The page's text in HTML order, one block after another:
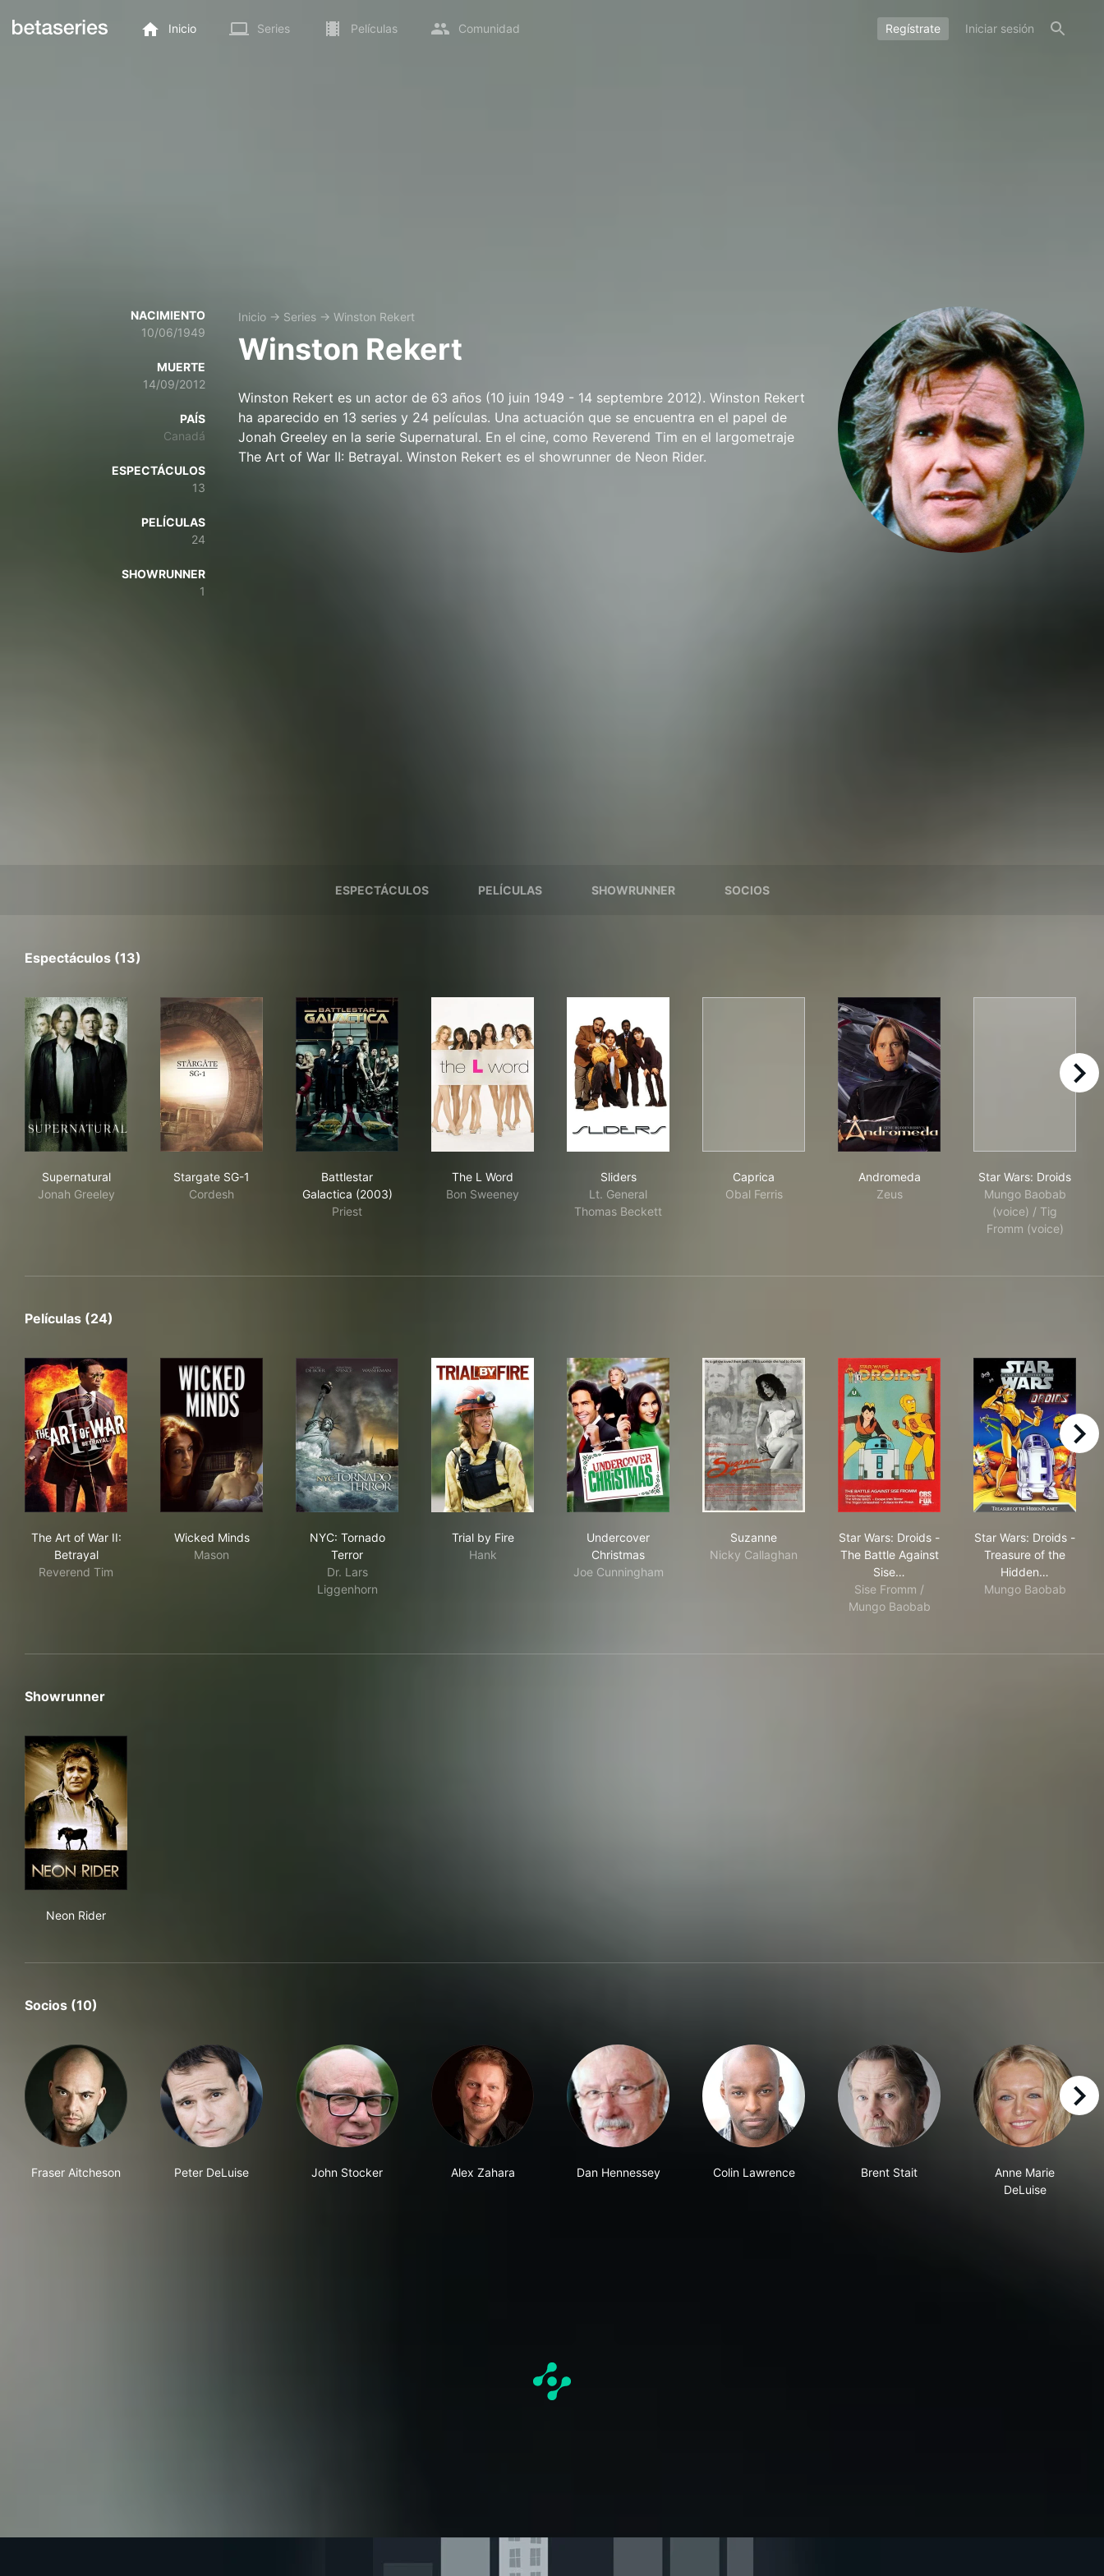
Inicio Series Películas Comunidad Regístrate Iniciar sesión
NACIMIENTO
10/06/1949
MUERTE
14/09/2012
PAÍS
Canadá
ESPECTÁCULOS
13
PELÍCULAS
24
SHOWRUNNER
1
Inicio → Series → Winston Rekert
Winston Rekert
Winston Rekert es un actor de 63 años (10 juin 1949 - 14 septembre 2012). Winston Rekert
ha aparecido en 13 series y 24 películas. Una actuación que se encuentra en el papel de
Jonah Greeley en la serie Supernatural. En el cine, como Reverend Tim en el largometraje
The Art of War II: Betrayal. Winston Rekert es el showrunner de Neon Rider.
ESPECTÁCULOS PELÍCULAS SHOWRUNNER SOCIOS
Espectáculos (13)
Supernatural
Jonah Greeley
Stargate SG-1
Cordesh
Battlestar
Galactica (2003)
Priest
The L Word
Bon Sweeney
Sliders
Lt. General
Thomas Beckett
Caprica
Obal Ferris
Andromeda
Zeus
Star Wars: Droids
Mungo Baobab
(voice) / Tig
Fromm (voice)
right
Películas (24)
The Art of War II:
Betrayal
Reverend Tim
Wicked Minds
Mason
NYC: Tornado
Terror
Dr. Lars
Liggenhorn
Trial by Fire
Hank
Undercover
Christmas
Joe Cunningham
Suzanne
Nicky Callaghan
Star Wars: Droids -
The Battle Against
Sise…
Sise Fromm /
Mungo Baobab
Star Wars: Droids -
Treasure of the
Hidden…
Mungo Baobab
right
Showrunner
Neon Rider
Socios (10)
Fraser Aitcheson Peter DeLuise John Stocker Alex Zahara Dan Hennessey Colin Lawrence Brent Stait
Anne Marie
DeLuise
right